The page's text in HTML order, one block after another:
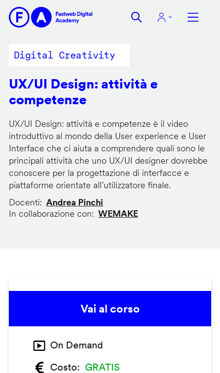
contenuto
Digital Creativity
UX/UI Design: attività e
competenze
UX/UI Design: attività e competenze è il video
introduttivo al mondo della User experience e User
Interface che ci aiuta a comprendere quali sono le
principali attività che uno UX/UI designer dovrebbe
conoscere per la progettazione di interfacce e
piattaforme orientate all’utilizzatore finale.
Docenti
Andrea Pinchi
In collaborazione con
WEMAKE
Vai al corso
On Demand
Costo
GRATIS